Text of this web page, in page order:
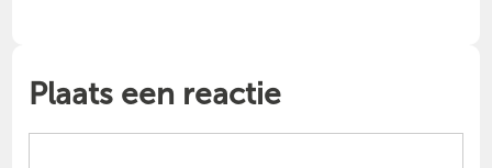
Plaats een reactie